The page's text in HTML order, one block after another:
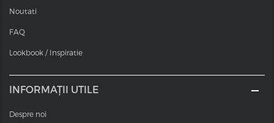
Noutati
FAQ
Lookbook / Inspiratie
INFORMAȚII UTILE
Despre noi